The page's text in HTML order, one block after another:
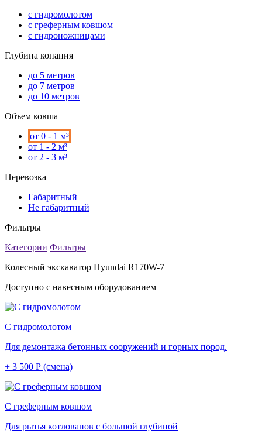
с гидромолотом
с греферным ковшом
с гидроножницами
Глубина копания
до 5 метров
до 7 метров
до 10 метров
Объем ковша
от 0 - 1 м³
от 1 - 2 м³
от 2 - 3 м³
Перевозка
Габаритный
Не габаритный
Фильтры
Категории Фильтры
Колесный экскаватор Hyundai R170W-7
Доступно с навесным оборудованием
С гидромолотом
Для демонтажа бетонных сооружений и горных пород.
+ 3 500 Р (смена)
С греферным ковшом
Для рытья котлованов с большой глубиной